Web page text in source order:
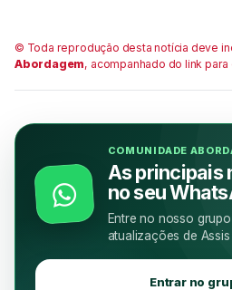
© Toda reprodução desta notícia deve
Abordagem, acompanhado do link
COMUNIDADE
As principais
no seu
Entre no nosso
atualizações de
Entrar no